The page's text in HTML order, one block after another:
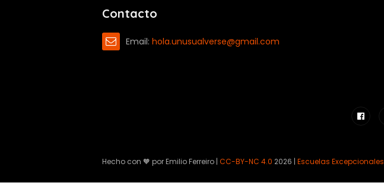
Contacto
Email: hola.unusualverse@gmail.com
Hecho con 🧡 por Emilio Ferreiro | CC-BY-NC 4.0 2026 | Escuelas Excepcionales